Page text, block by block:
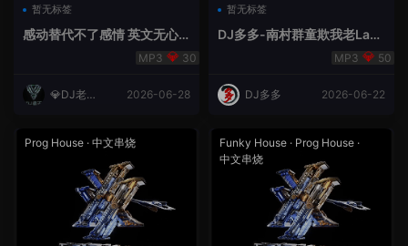
暂无标签
感动替代不了感情 英文无心
睡眠睡-小明同学remix
30
💎DJ老王
2026-06-28
暂无标签
DJ多多-南村群童欺我老Lak
50
DJ多多 2026-06-22
Prog House · 中文串烧 Funky House · Prog House ·
中文串烧